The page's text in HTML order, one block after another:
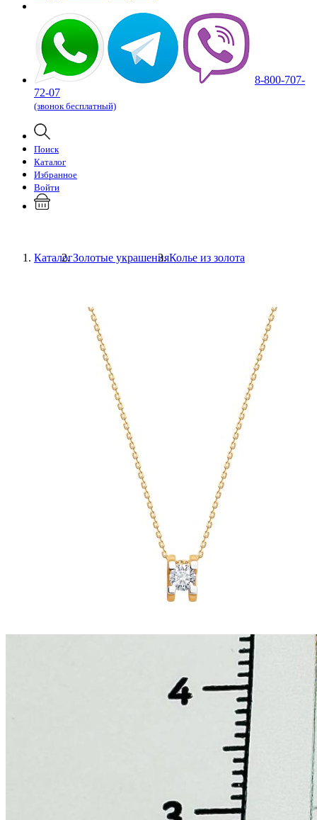
8-800-707-
72-07
(звонок бесплатный)
Поиск
Каталог
Избранное
Войти
КаталогЗолотые украшенияКолье из золота